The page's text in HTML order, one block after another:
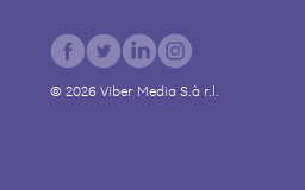
© 2026Viber Media S.à r.l.